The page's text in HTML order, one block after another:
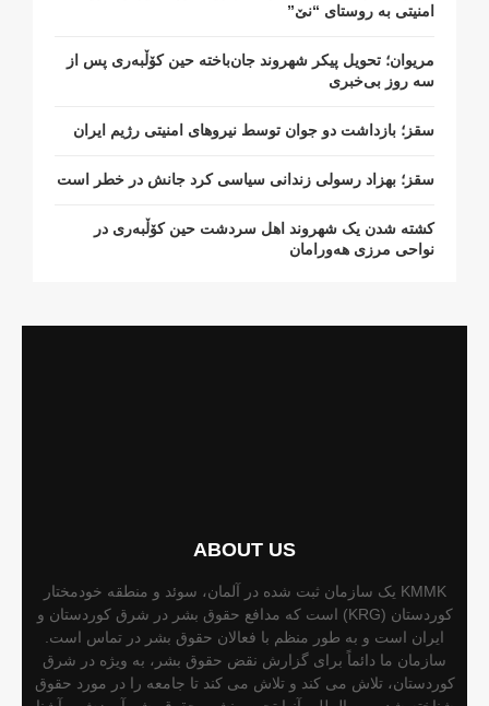
امنیتی به روستای “نێ”
مریوان؛ تحویل پیکر شهروند جان‌باخته حین کۆڵبەری پس از
سە روز بی‌خبری
سقز؛ بازداشت دو جوان توسط نیروهای امنیتی رژیم ایران
سقز؛ بهزاد رسولی زندانی سیاسی کرد جانش در خطر است
کشتە شدن یک شهروند اهل سردشت حین کۆڵبەری در
نواحی مرزی هەورامان
ABOUT US
KMMK یک سازمان ثبت شده در آلمان، سوئد و منطقه خودمختار
کوردستان (KRG) است که مدافع حقوق بشر در شرق کوردستان و
ایران است و به طور منظم با فعالان حقوق بشر در تماس است.
سازمان ما دائماً برای گزارش نقض حقوق بشر، به ویژه در شرق
کوردستان، تلاش می کند و تلاش می کند تا جامعه را در مورد حقوق